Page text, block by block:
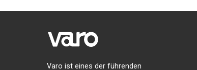
Varo ist eines der führenden